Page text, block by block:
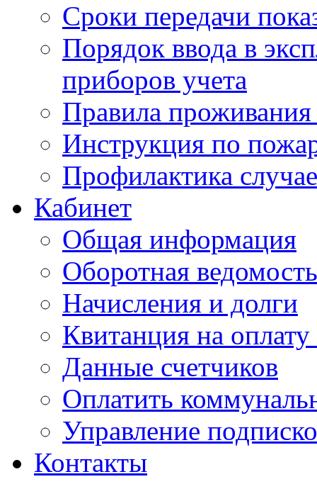
Сроки передачи
Порядок ввода в
приборов учета
Правила
Инструкция по
Профилактика
Кабинет
Общая информация
Оборотная ведомость
Начисления и долги
Квитанция на
Данные счетчиков
Оплатить
Управление
Контакты